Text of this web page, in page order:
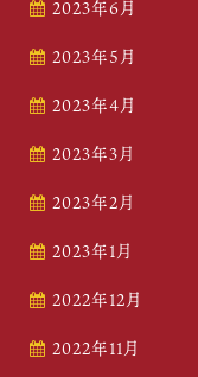
2023年6月
2023年5月
2023年4月
2023年3月
2023年2月
2023年1月
2022年12月
2022年11月